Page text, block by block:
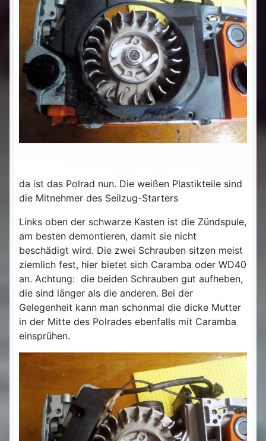
da ist das Polrad nun. Die weißen Plastikteile sind
die Mitnehmer des Seilzug-Starters
Links oben der schwarze Kasten ist die Zündspule,
am besten demontieren, damit sie nicht
beschädigt wird. Die zwei Schrauben sitzen meist
ziemlich fest, hier bietet sich Caramba oder WD40
an. Achtung: die beiden Schrauben gut aufheben,
die sind länger als die anderen. Bei der
Gelegenheit kann man schonmal die dicke Mutter
in der Mitte des Polrades ebenfalls mit Caramba
einsprühen.